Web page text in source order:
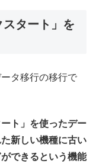
タート」を
タ移行の移行で
ト」を使ったデー
新しい機種に古い
できるという機能